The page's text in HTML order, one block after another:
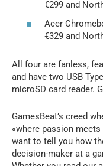
€299 and
Acer
€329 and
All four are fanless,
and have two USB
microSD card reader.
GamesBeat’s creed
«where passion
want to tell you how
decision-maker at a